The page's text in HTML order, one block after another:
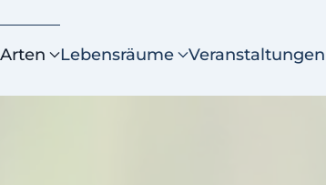
Arten Lebensräume Veranstaltungen